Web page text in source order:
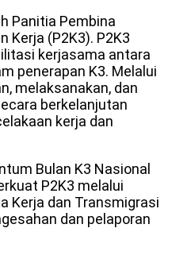
Panitia Pembina
Kerja (P2K3). P2K3
kerjasama antara
penerapan K3. Melalui
melaksanakan, dan
berkelanjutan
kerja dan
Bulan K3 Nasional
P2K3 melalui
Kerja dan Transmigrasi
dan pelaporan